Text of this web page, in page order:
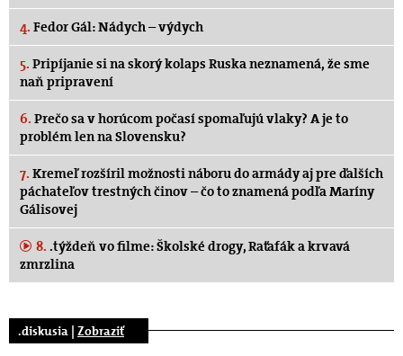
4. Fedor Gál: Nádych – výdych
5. Pripíjanie si na skorý kolaps Ruska neznamená, že sme
naň pripravení
6. Prečo sa v horúcom počasí spomaľujú vlaky? A je to
problém len na Slovensku?
7. Kremeľ rozšíril možnosti náboru do armády aj pre ďalších
páchateľov trestných činov – čo to znamená podľa Maríny
Gálisovej
8. .týždeň vo filme: Školské drogy, Raťafák a krvavá
zmrzlina
.diskusia | Zobraziť